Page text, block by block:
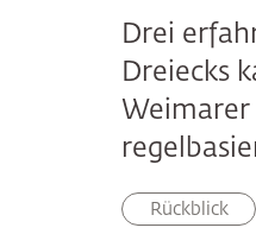
Drei
Dreiecks
Weimarer
Rückblick